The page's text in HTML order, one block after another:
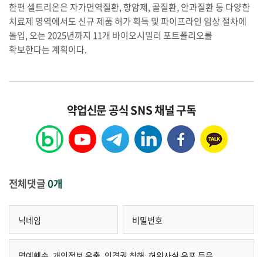
한편 셀트리온은 자가면역질환, 항암제, 골질환, 안과질환 등 다양한
치료제 영역에서도 신규 제품 허가 획득 및 파이프라인 임상 절차에
돌입, 오는 2025년까지 11개 바이오시밀러 포트폴리오를
확보한다는 계획이다.
약업신문 공식 SNS 채널 구독
전체댓글0개